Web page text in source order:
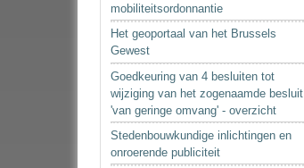
mobiliteitsordonnantie
Het geoportaal van het Brussels
Gewest
Goedkeuring van 4 besluiten tot
wijziging van het zogenaamde besluit
'van geringe omvang' - overzicht
Stedenbouwkundige inlichtingen en
onroerende publiciteit